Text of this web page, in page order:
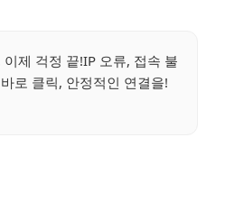
이제 걱정 끝!IP 오류, 접속 불
로 클릭, 안정적인 연결을!